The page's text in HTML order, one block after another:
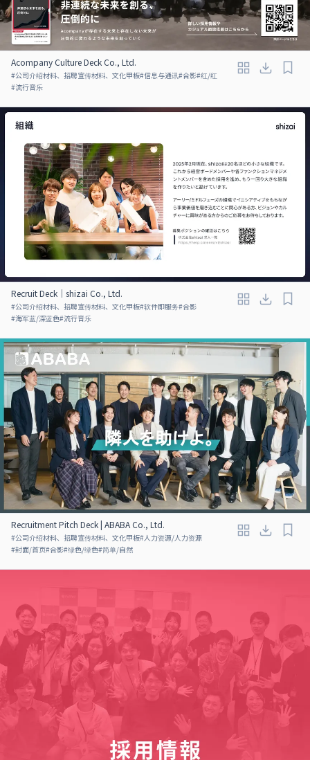
Acompany Culture Deck Co., Ltd.
#公司介绍材料、招聘宣传材料、文化甲板#信息与通讯#合影#红/红
#流行音乐
Recruit Deck｜shizai Co., Ltd.
#公司介绍材料、招聘宣传材料、文化甲板#软件即服务#合影
#海军蓝/深蓝色#流行音乐
Recruitment Pitch Deck | ABABA Co., Ltd.
#公司介绍材料、招聘宣传材料、文化甲板#人力资源/人力资源
#封面/首页#合影#绿色/绿色#简单/自然